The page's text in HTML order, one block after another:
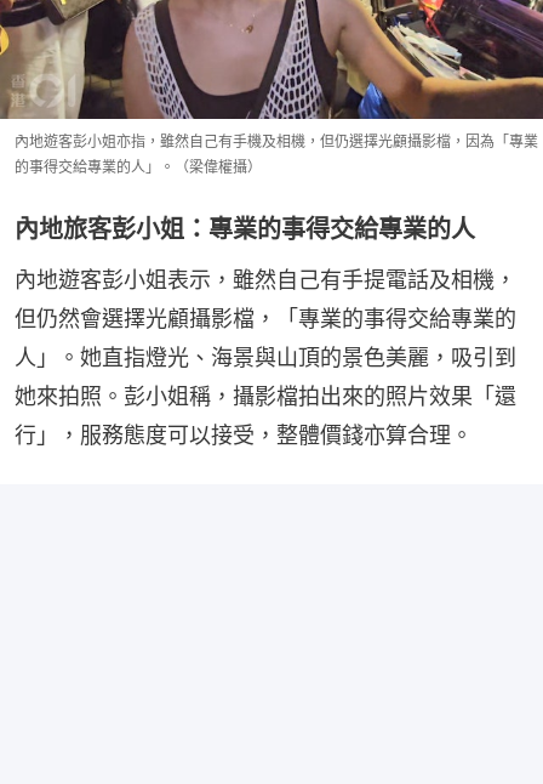
內地遊客彭小姐亦指，雖然自己有手機及相機，但仍選擇光顧攝影檔，因為「專業
的事得交給專業的人」。（梁偉權攝）
內地旅客彭小姐：專業的事得交給專業的人
內地遊客彭小姐表示，雖然自己有手提電話及相機，
但仍然會選擇光顧攝影檔，「專業的事得交給專業的
人」。她直指燈光、海景與山頂的景色美麗，吸引到
她來拍照。彭小姐稱，攝影檔拍出來的照片效果「還
行」，服務態度可以接受，整體價錢亦算合理。